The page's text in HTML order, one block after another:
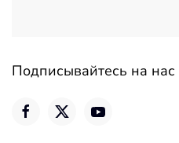
Подписывайтесь на нас